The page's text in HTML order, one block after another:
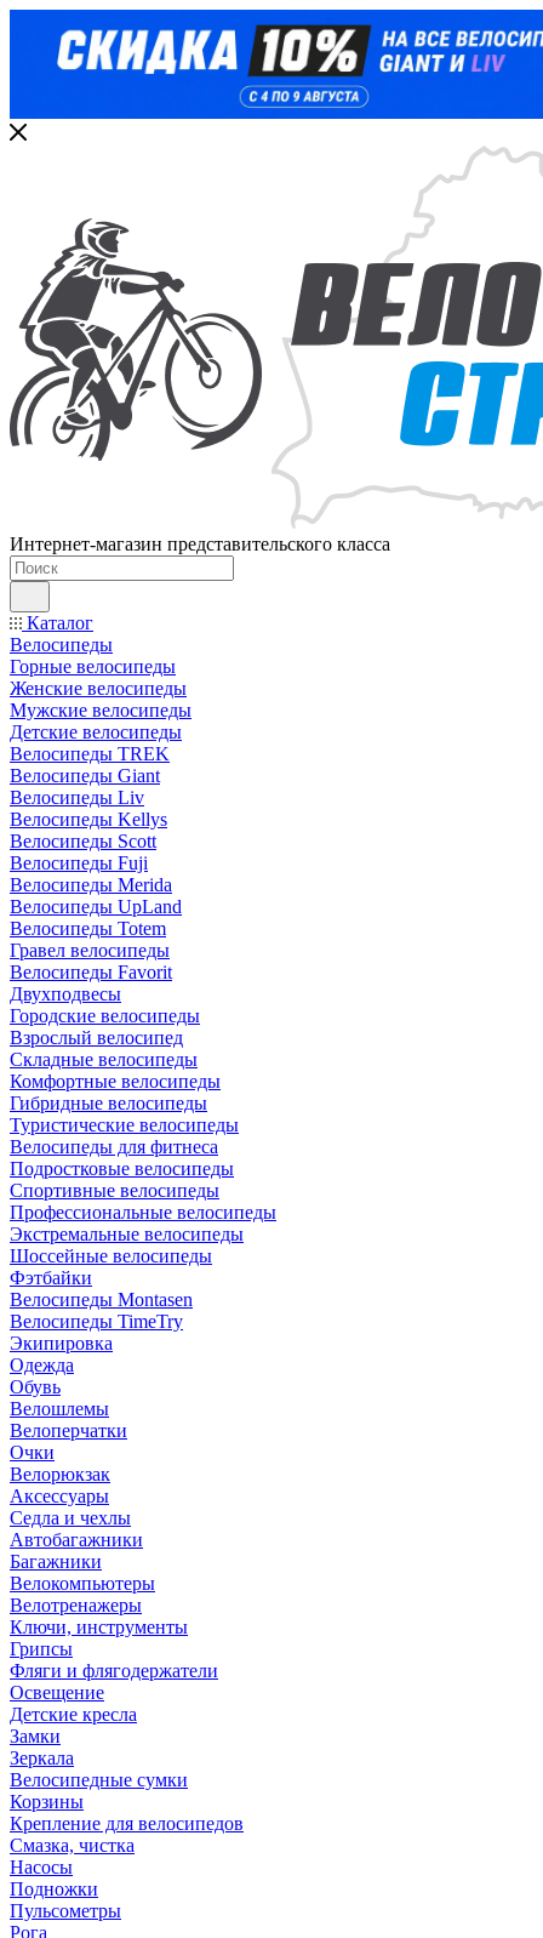
Интернет-магазин представительского класса
Каталог
Велосипеды
Горные велосипеды
Женские велосипеды
Мужские велосипеды
Детские велосипеды
Велосипеды TREK
Велосипеды Giant
Велосипеды Liv
Велосипеды Kellys
Велосипеды Scott
Велосипеды Fuji
Велосипеды Merida
Велосипеды UpLand
Велосипеды Totem
Гравел велосипеды
Велосипеды Favorit
Двухподвесы
Городские велосипеды
Взрослый велосипед
Складные велосипеды
Комфортные велосипеды
Гибридные велосипеды
Туристические велосипеды
Велосипеды для фитнеса
Подростковые велосипеды
Спортивные велосипеды
Профессиональные велосипеды
Экстремальные велосипеды
Шоссейные велосипеды
Фэтбайки
Велосипеды Montasen
Велосипеды TimeTry
Экипировка
Одежда
Обувь
Велошлемы
Велоперчатки
Очки
Велорюкзак
Аксессуары
Седла и чехлы
Автобагажники
Багажники
Велокомпьютеры
Велотренажеры
Ключи, инструменты
Грипсы
Фляги и флягодержатели
Освещение
Детские кресла
Замки
Зеркала
Велосипедные сумки
Корзины
Крепление для велосипедов
Смазка, чистка
Насосы
Подножки
Пульсометры
Рога